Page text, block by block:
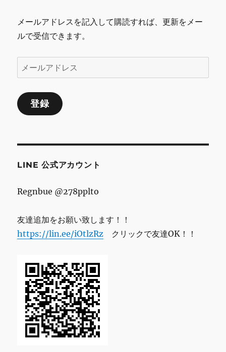
メールアドレスを記入して購読すれば、更新をメー
ルで受信できます。
ー
ル
ア
ス
登録
LINE 公式アカウント
Regnbue @278pplto
友達追加をお願い致します！！
https://lin.ee/iOtlzRz クリックで友達OK！！